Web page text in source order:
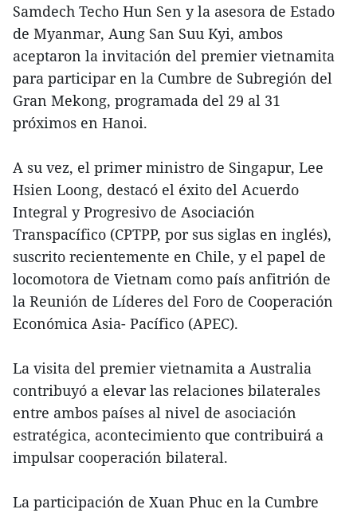
Samdech Techo Hun Sen y la asesora de Estado
de Myanmar, Aung San Suu Kyi, ambos
aceptaron la invitación del premier vietnamita
para participar en la Cumbre de Subregión del
Gran Mekong, programada del 29 al 31
próximos en Hanoi.
A su vez, el primer ministro de Singapur, Lee
Hsien Loong, destacó el éxito del Acuerdo
Integral y Progresivo de Asociación
Transpacífico (CPTPP, por sus siglas en inglés),
suscrito recientemente en Chile, y el papel de
locomotora de Vietnam como país anfitrión de
la Reunión de Líderes del Foro de Cooperación
Económica Asia- Pacífico (APEC).
La visita del premier vietnamita a Australia
contribuyó a elevar las relaciones bilaterales
entre ambos países al nivel de asociación
estratégica, acontecimiento que contribuirá a
impulsar cooperación bilateral.
La participación de Xuan Phuc en la Cumbre